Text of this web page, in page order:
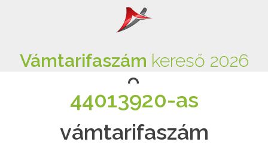
Vámtarifaszám kereső 2026
44013920-as
vámtarifaszám